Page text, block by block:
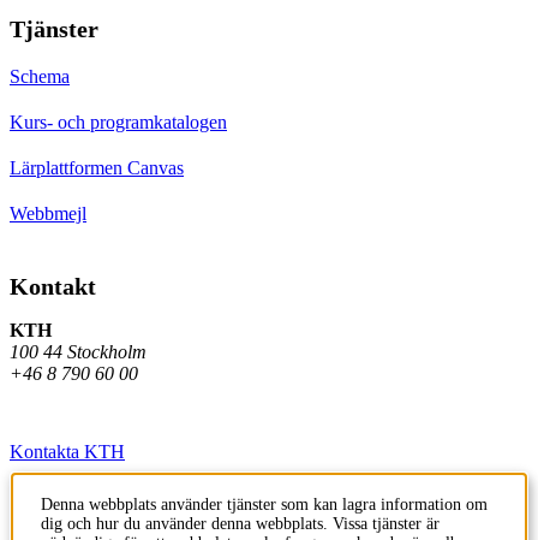
Tjänster
Schema
Kurs- och programkatalogen
Lärplattformen Canvas
Webbmejl
Kontakt
KTH
100 44 Stockholm
+46 8 790 60 00
Kontakta KTH
Jobba på KTH
Denna webbplats använder tjänster som kan lagra information om
dig och hur du använder denna webbplats. Vissa tjänster är